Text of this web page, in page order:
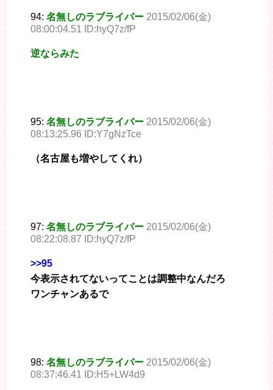
94: 名無しのラブライバー 2015/02/06(金)
08:00:04.51 ID:hyQ7z/fP
逆ならみた
95: 名無しのラブライバー 2015/02/06(金)
08:13:25.96 ID:Y7gNzTce
（名古屋も増やしてくれ）
97: 名無しのラブライバー 2015/02/06(金)
08:22:08.87 ID:hyQ7z/fP
>>95
今表示されてないってことは調整中なんだろ
ワンチャンあるで
98: 名無しのラブライバー 2015/02/06(金)
08:37:46.41 ID:H5+LW4d9